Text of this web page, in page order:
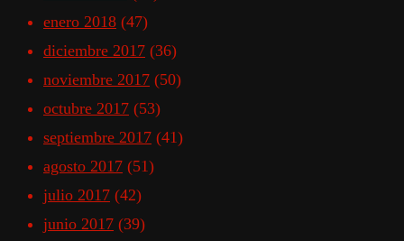
enero 2018 (47)
diciembre 2017 (36)
noviembre 2017 (50)
octubre 2017 (53)
septiembre 2017 (41)
agosto 2017 (51)
julio 2017 (42)
junio 2017 (39)